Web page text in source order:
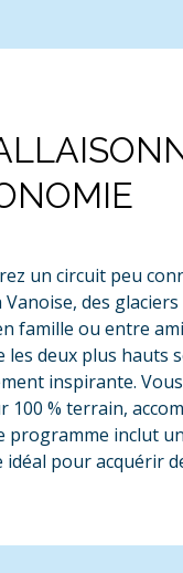
un circuit peu
des
famille ou entre
deux plus hauts
inspirante.
% terrain,
programme inclut
pour acquérir